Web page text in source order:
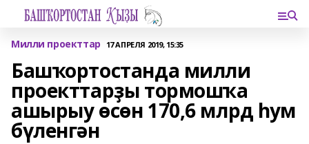
Милли проекттар 17 АПРЕЛЯ 2019, 15:35
Башҡортостанда милли
проекттарҙы тормошҡа
ашырыу өсөн 170,6 млрд һум
бүленгән